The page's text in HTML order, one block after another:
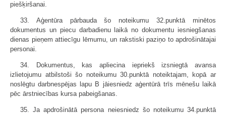
piešķiršanai.
33. Aģentūra pārbauda šo noteikumu 32.punktā minētos
dokumentus un piecu darbadienu laikā no dokumentu iesniegšanas
dienas pieņem attiecīgu lēmumu, un rakstiski paziņo to apdrošinātajai
personai.
34. Dokumentus, kas apliecina iepriekš izsniegtā avansa
izlietojumu atbilstoši šo noteikumu 30.punktā noteiktajam, kopā ar
noslēgtu darbnespējas lapu B jāiesniedz aģentūrā trīs mēnešu laikā
pēc ārstniecības kursa pabeigšanas.
35. Ja apdrošinātā persona neiesniedz šo noteikumu 34.punktā